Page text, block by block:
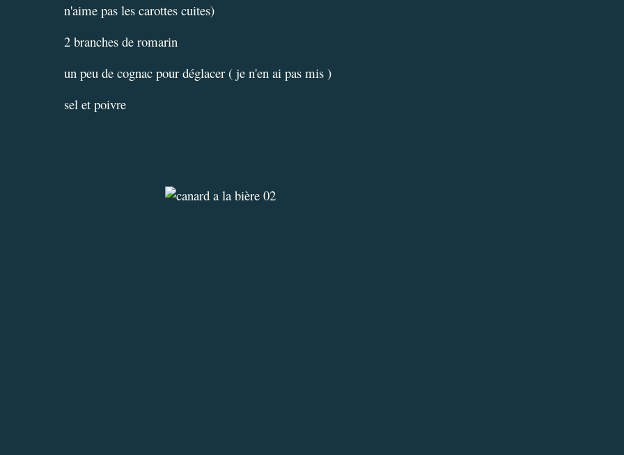
n'aime pas les carottes cuites)
2 branches de romarin
un peu de cognac pour déglacer ( je n'en ai pas mis )
sel et poivre